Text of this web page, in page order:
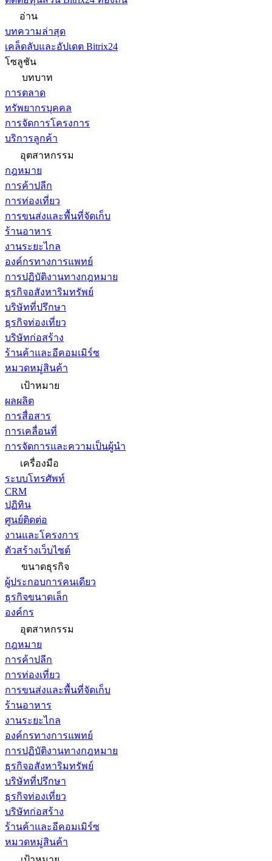
อ่าน
บทความล่าสุด
เคล็ดลับและอัปเดต Bitrix24
โซลูชัน
บทบาท
การตลาด
ทรัพยากรบุคคล
การจัดการโครงการ
บริการลูกค้า
อุตสาหกรรม
กฎหมาย
การค้าปลีก
การท่องเที่ยว
การขนส่งและพื้นที่จัดเก็บ
ร้านอาหาร
งานระยะไกล
องค์กรทางการแพทย์
การปฏิบัติงานทางกฎหมาย
ธุรกิจอสังหาริมทรัพย์
บริษัทที่ปรึกษา
ธุรกิจท่องเที่ยว
บริษัทก่อสร้าง
ร้านค้าและอีคอมเมิร์ซ
หมวดหมู่สินค้า
เป้าหมาย
ผลผลิต
การสื่อสาร
การเคลื่อนที่
การจัดการและความเป็นผู้นำ
เครื่องมือ
ระบบโทรศัพท์
CRM
ปฏิทิน
ศูนย์ติดต่อ
งานและโครงการ
ตัวสร้างเว็บไซต์
ขนาดธุรกิจ
ผู้ประกอบการคนเดียว
ธุรกิจขนาดเล็ก
องค์กร
อุตสาหกรรม
กฎหมาย
การค้าปลีก
การท่องเที่ยว
การขนส่งและพื้นที่จัดเก็บ
ร้านอาหาร
งานระยะไกล
องค์กรทางการแพทย์
การปฏิบัติงานทางกฎหมาย
ธุรกิจอสังหาริมทรัพย์
บริษัทที่ปรึกษา
ธุรกิจท่องเที่ยว
บริษัทก่อสร้าง
ร้านค้าและอีคอมเมิร์ซ
หมวดหมู่สินค้า